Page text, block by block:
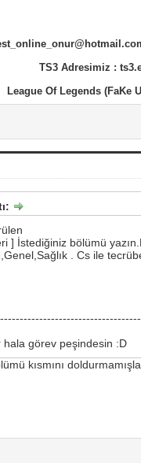
TS3 Adresimiz :
League Of Legends (FaKe
] İstediğiniz bölümü
. Cs ile
görev peşindesin :D
kısmını